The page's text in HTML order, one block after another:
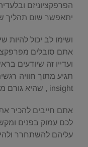
הפרפקציוניזם
יתאפשר שום תהליך
ושימו לב יכול
אתם סובלים
ועדייו זה שיודעים
תגיע מתוך חוויה
insight , שהיא גורם משמעותי בשינוי.
אתם חייבים להכיר
לכם עמוק בפנים
עליהם להשתחרר